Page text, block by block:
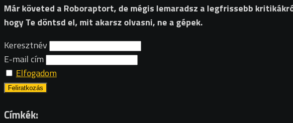
Már követed a Roboraptort, de mégis lemaradsz a legfrissebb
hogy Te döntsd el, mit akarsz olvasni, ne a gépek.
Keresztnév
E-mail cím
Elfogadom
Címkék: